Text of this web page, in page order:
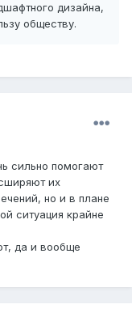
дизайна,
обществу.
сильно помогают
их
но и в плане
ситуация крайне
да и вообще